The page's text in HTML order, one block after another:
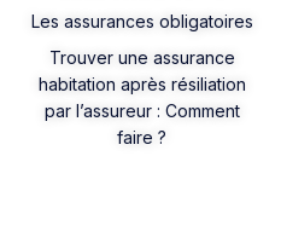
Les assurances obligatoires
Trouver une assurance
habitation après résiliation
par l’assureur : Comment
faire ?